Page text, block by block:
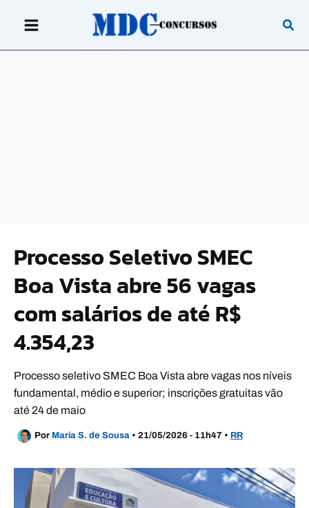
Processo Seletivo SMEC
Boa Vista abre 56 vagas
com salários de até R$
4.354,23
Processo seletivo SMEC Boa Vista abre vagas nos níveis
fundamental, médio e superior; inscrições gratuitas vão
até 24 de maio
Por Maria S. de Sousa • 21/05/2026 - 11h47 • RR